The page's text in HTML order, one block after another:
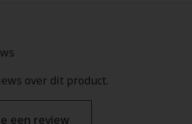
over dit product.
een review